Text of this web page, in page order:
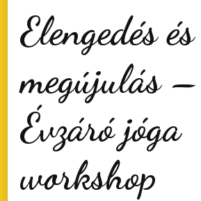
Elengedés és
megújulás –
Évzáró jóga
workshop